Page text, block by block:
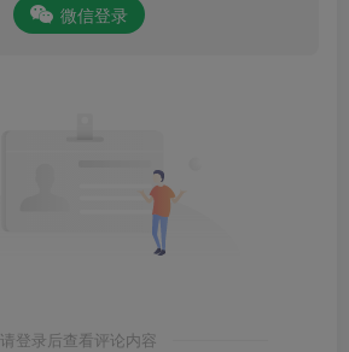
微信登录
请登录后查看评论内容